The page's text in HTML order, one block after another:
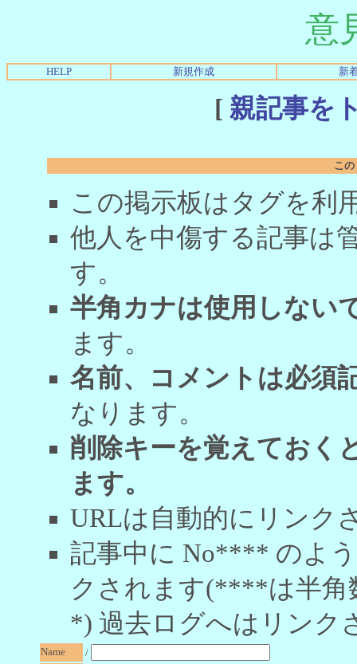
意
HELP 新規作成 新
[ 親記事を
こ
この掲示板はタグを利
他人を中傷する記事は
す。
半角カナは使用しない
ます。
名前、コメントは必須
なります。
削除キーを覚えておく
ます。
URLは自動的にリンク
記事中に No**** のよ
クされます(****は半角
*) 過去ログへはリンク
Name
/